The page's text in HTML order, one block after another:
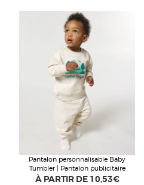
Pantalon personnalisable Baby
Tumbler | Pantalon publicitaire
À PARTIR DE 10,53€